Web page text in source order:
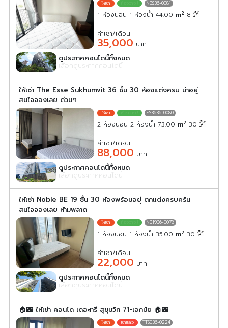
NBS36-0081
1 ห้องนอน 1 ห้องน้ำ 44.00 m2 8
ค่าเช่า/เดือน
35,000 บาท
ดูประกาศคอนโดนี้ทั้งหมด
เลือกดูประกาศคอนโดนี้
ให้เช่า The Esse Sukhumvit 36 ชั้น 30 ห้องแต่งครบ น่าอยู่
สนใจจองเลย ด่วนๆ
ES3636-0080
2 ห้องนอน 2 ห้องน้ำ 73.00 m2 30
ค่าเช่า/เดือน
88,000 บาท
ดูประกาศคอนโดนี้ทั้งหมด
เลือกดูประกาศคอนโดนี้
ให้เช่า Noble BE 19 ชั้น 30 ห้องพร้อมอยุ่ ตกแต่งครบครัน
สนใจจองเลย ห้ามพลาด
NB1936-0078
1 ห้องนอน 1 ห้องน้ำ 35.00 m2 30
ค่าเช่า/เดือน
22,000 บาท
ดูประกาศคอนโดนี้ทั้งหมด
เลือกดูประกาศคอนโดนี้
🏠🌃 ให้เช่า คอนโด เดอะทรี สุขุมวิท 71-เอกมัย 🏠🌃
TTSE36-0224